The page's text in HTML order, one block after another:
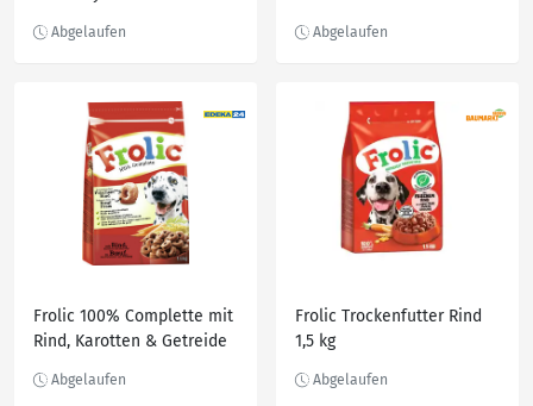
Frolic 100% Complette mit
Rind, Karotten & Getreide
Frolic Trockenfutter Rind
1,5 kg